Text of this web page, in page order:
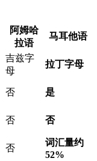
阿姆哈
拉语
马耳他语
吉兹字
母
拉丁字母
否 是
否 否
否
词汇量约
52%